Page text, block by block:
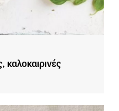
καλοκαιρινές